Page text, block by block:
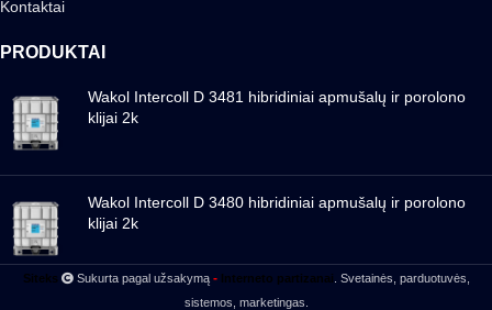
Kontaktai
PRODUKTAI
Wakol Intercoll D 3481 hibridiniai apmušalų ir porolono
klijai 2k
Wakol Intercoll D 3480 hibridiniai apmušalų ir porolono
klijai 2k
Siteks Sukurta pagal užsakymą -Interneto partizanai. Svetainės, parduotuvės,
sistemos, marketingas.